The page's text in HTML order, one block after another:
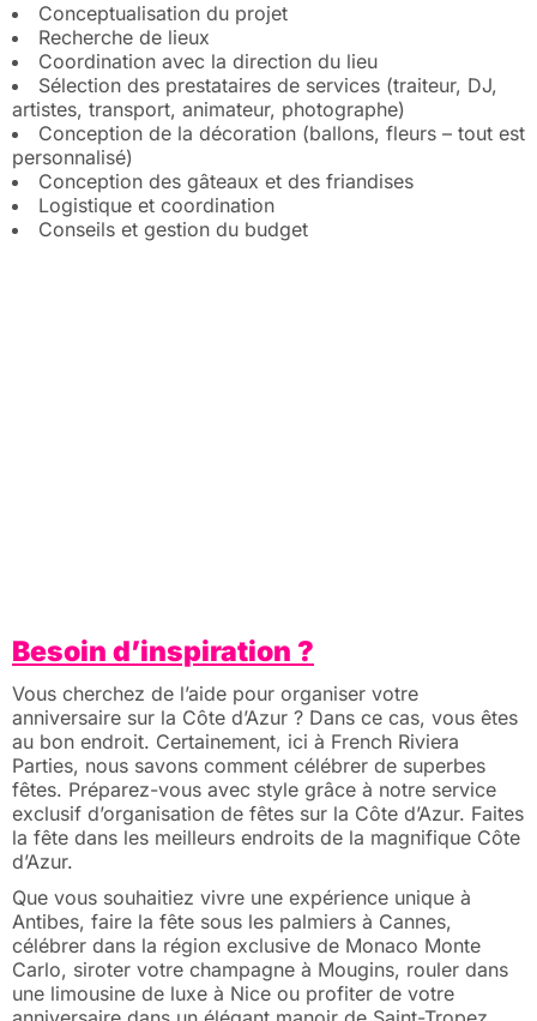
Conceptualisation du projet
Recherche de lieux
Coordination avec la direction du lieu
Sélection des prestataires de services (traiteur, DJ,
artistes, transport, animateur, photographe)
Conception de la décoration (ballons, fleurs – tout est
personnalisé)
Conception des gâteaux et des friandises
Logistique et coordination
Conseils et gestion du budget
Besoin d’inspiration ?
Vous cherchez de l’aide pour organiser votre
anniversaire sur la Côte d’Azur ? Dans ce cas, vous êtes
au bon endroit. Certainement, ici à French Riviera
Parties, nous savons comment célébrer de superbes
fêtes. Préparez-vous avec style grâce à notre service
exclusif d’organisation de fêtes sur la Côte d’Azur. Faites
la fête dans les meilleurs endroits de la magnifique Côte
d’Azur.
Que vous souhaitiez vivre une expérience unique à
Antibes, faire la fête sous les palmiers à Cannes,
célébrer dans la région exclusive de Monaco Monte
Carlo, siroter votre champagne à Mougins, rouler dans
une limousine de luxe à Nice ou profiter de votre